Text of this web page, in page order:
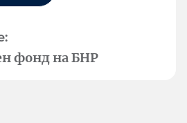
фонд на БНР